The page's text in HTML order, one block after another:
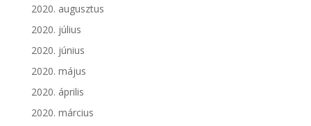
2020. augusztus
2020. július
2020. június
2020. május
2020. április
2020. március